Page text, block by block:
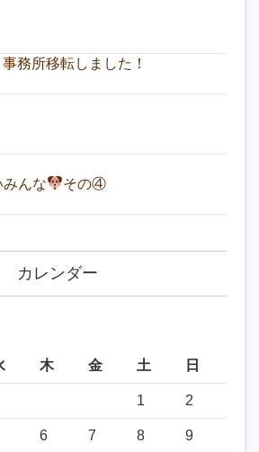
務所移転しました！
んな
その④
カレンダー
木 金 土 日
1 2
6 7 8 9